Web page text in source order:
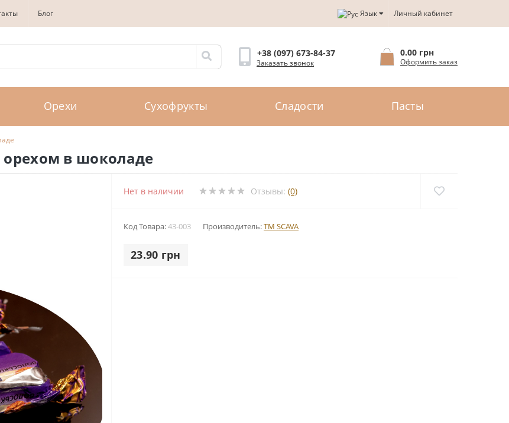
Блог Язык Личный кабинет
+38 (097) 673-84-37
Заказать звонок
0.00 грн
Оформить заказ
Орехи Сухофрукты Сладости Пасты
в шоколаде
Нет в наличии Отзывы: (0)
Код Товара:43-003 Производитель:TM SCAVA
23.90 грн